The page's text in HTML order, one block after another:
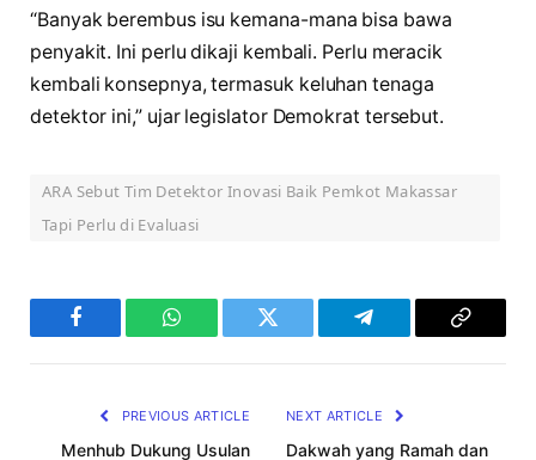
“Banyak berembus isu kemana-mana bisa bawa
penyakit. Ini perlu dikaji kembali. Perlu meracik
kembali konsepnya, termasuk keluhan tenaga
detektor ini,” ujar legislator Demokrat tersebut.
ARA Sebut Tim Detektor Inovasi Baik Pemkot Makassar
Tapi Perlu di Evaluasi
Facebook WhatsAppTwitter Telegram
Copy
PREVIOUS ARTICLE
Menhub Dukung Usulan
NEXT ARTICLE
Dakwah yang Ramah dan